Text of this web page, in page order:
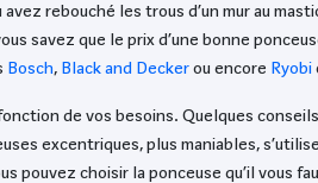
rebouché les trous d’un mur au
savez que le prix d’une bonne
Bosch, Black and Deckerou encore Ryobi
de vos besoins. Quelques
excentriques, plus maniables,
pouvez choisir la ponceuse qu’il vous